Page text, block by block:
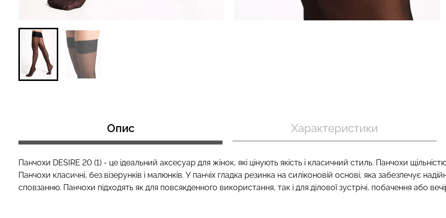
Опис Характеристики
Панчохи DESIRE 20 (1) - це ідеальний аксесуар для жінок, які цінують якість і класичний стиль. Панчохи
Панчохи класичні, без візерунків і малюнків. У панчіх гладка резинка на силіконовій основі, яка забезпечує
сповзанню. Панчохи підходять як для повсякденного використання, так і для ділової зустрічі, побачення або
499 грн.
499 грн.
CAMI TOP (білий) Giulia
399 грн.
699 грн.